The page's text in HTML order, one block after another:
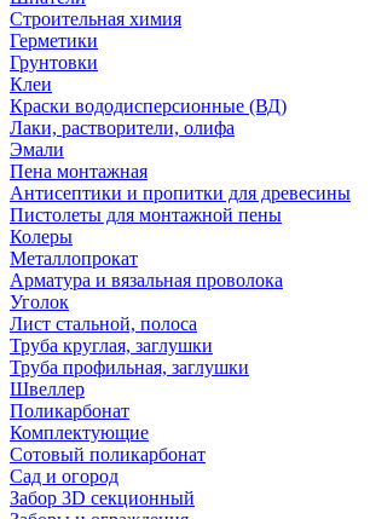
Строительная химия
Герметики
Грунтовки
Клеи
Краски вододисперсионные (ВД)
Лаки, растворители, олифа
Эмали
Пена монтажная
Антисептики и пропитки для древесины
Пистолеты для монтажной пены
Колеры
Металлопрокат
Арматура и вязальная проволока
Уголок
Лист стальной, полоса
Труба круглая, заглушки
Труба профильная, заглушки
Швеллер
Поликарбонат
Комплектующие
Сотовый поликарбонат
Сад и огород
Забор 3D секционный